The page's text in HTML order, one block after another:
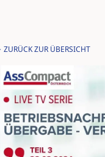
ZURÜCK ZUR ÜBERSICHT